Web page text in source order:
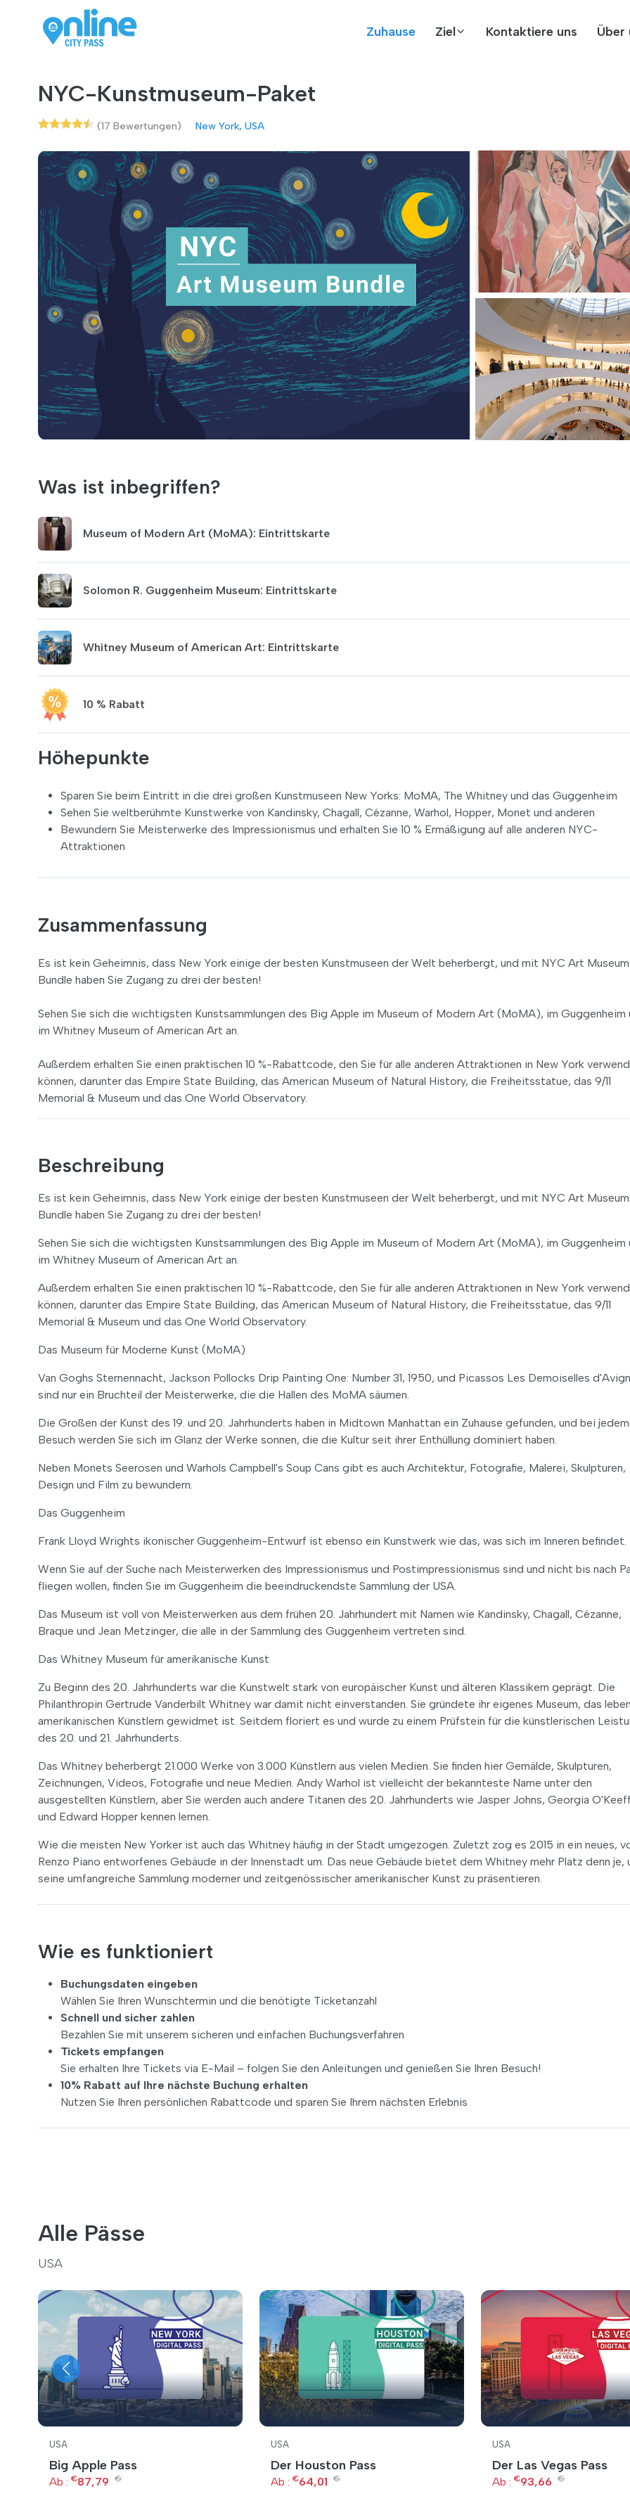
Zuhause Ziel Kontaktiere uns Über
NYC-Kunstmuseum-Paket
(17 Bewertungen) New York, USA
Was ist inbegriffen?
Museum of Modern Art (MoMA): Eintrittskarte
Solomon R. Guggenheim Museum: Eintrittskarte
Whitney Museum of American Art: Eintrittskarte
10 % Rabatt
Höhepunkte
Sparen Sie beim Eintritt in die drei großen Kunstmuseen New Yorks: MoMA, The Whitney und das Guggenheim
Sehen Sie weltberühmte Kunstwerke von Kandinsky, Chagall, Cézanne, Warhol, Hopper, Monet und anderen
Bewundern Sie Meisterwerke des Impressionismus und erhalten Sie 10 % Ermäßigung auf alle anderen NYC-
Attraktionen
Zusammenfassung
Es ist kein Geheimnis, dass New York einige der besten Kunstmuseen der Welt beherbergt, und mit NYC Art Museum
Bundle haben Sie Zugang zu drei der besten!
Sehen Sie sich die wichtigsten Kunstsammlungen des Big Apple im Museum of Modern Art (MoMA), im Guggenheim
im Whitney Museum of American Art an.
Außerdem erhalten Sie einen praktischen 10 %-Rabattcode, den Sie für alle anderen Attraktionen in New York
können, darunter das Empire State Building, das American Museum of Natural History, die Freiheitsstatue, das 9/11
Memorial & Museum und das One World Observatory.
Beschreibung
Es ist kein Geheimnis, dass New York einige der besten Kunstmuseen der Welt beherbergt, und mit NYC Art Museum
Bundle haben Sie Zugang zu drei der besten!
Sehen Sie sich die wichtigsten Kunstsammlungen des Big Apple im Museum of Modern Art (MoMA), im Guggenheim
im Whitney Museum of American Art an.
Außerdem erhalten Sie einen praktischen 10 %-Rabattcode, den Sie für alle anderen Attraktionen in New York
können, darunter das Empire State Building, das American Museum of Natural History, die Freiheitsstatue, das 9/11
Memorial & Museum und das One World Observatory.
Das Museum für Moderne Kunst (MoMA)
Van Goghs Sternennacht, Jackson Pollocks Drip Painting One: Number 31, 1950, und Picassos Les Demoiselles
sind nur ein Bruchteil der Meisterwerke, die die Hallen des MoMA säumen.
Die Großen der Kunst des 19. und 20. Jahrhunderts haben in Midtown Manhattan ein Zuhause gefunden, und bei jedem
Besuch werden Sie sich im Glanz der Werke sonnen, die die Kultur seit ihrer Enthüllung dominiert haben.
Neben Monets Seerosen und Warhols Campbell's Soup Cans gibt es auch Architektur, Fotografie, Malerei, Skulpturen,
Design und Film zu bewundern.
Das Guggenheim
Frank Lloyd Wrights ikonischer Guggenheim-Entwurf ist ebenso ein Kunstwerk wie das, was sich im Inneren befindet.
Wenn Sie auf der Suche nach Meisterwerken des Impressionismus und Postimpressionismus sind und nicht bis nach
fliegen wollen, finden Sie im Guggenheim die beeindruckendste Sammlung der USA.
Das Museum ist voll von Meisterwerken aus dem frühen 20. Jahrhundert mit Namen wie Kandinsky, Chagall, Cézanne,
Braque und Jean Metzinger, die alle in der Sammlung des Guggenheim vertreten sind.
Das Whitney Museum für amerikanische Kunst
Zu Beginn des 20. Jahrhunderts war die Kunstwelt stark von europäischer Kunst und älteren Klassikern geprägt. Die
Philanthropin Gertrude Vanderbilt Whitney war damit nicht einverstanden. Sie gründete ihr eigenes Museum, das
amerikanischen Künstlern gewidmet ist. Seitdem floriert es und wurde zu einem Prüfstein für die künstlerischen
des 20. und 21. Jahrhunderts.
Das Whitney beherbergt 21.000 Werke von 3.000 Künstlern aus vielen Medien. Sie finden hier Gemälde, Skulpturen,
Zeichnungen, Videos, Fotografie und neue Medien. Andy Warhol ist vielleicht der bekannteste Name unter den
ausgestellten Künstlern, aber Sie werden auch andere Titanen des 20. Jahrhunderts wie Jasper Johns, Georgia
und Edward Hopper kennen lernen.
Wie die meisten New Yorker ist auch das Whitney häufig in der Stadt umgezogen. Zuletzt zog es 2015 in ein neues,
Renzo Piano entworfenes Gebäude in der Innenstadt um. Das neue Gebäude bietet dem Whitney mehr Platz denn je,
seine umfangreiche Sammlung moderner und zeitgenössischer amerikanischer Kunst zu präsentieren.
Wie es funktioniert
Buchungsdaten eingeben
Wählen Sie Ihren Wunschtermin und die benötigte Ticketanzahl
Schnell und sicher zahlen
Bezahlen Sie mit unserem sicheren und einfachen Buchungsverfahren
Tickets empfangen
Sie erhalten Ihre Tickets via E-Mail – folgen Sie den Anleitungen und genießen Sie Ihren Besuch!
10% Rabatt auf Ihre nächste Buchung erhalten
Nutzen Sie Ihren persönlichen Rabattcode und sparen Sie Ihrem nächsten Erlebnis
Alle Pässe
USA
USA
Big Apple Pass
Ab : €87,79 €
USA
Der Houston Pass
Ab : €64,01 €
USA
Der Las Vegas Pass
Ab : €93,66 €